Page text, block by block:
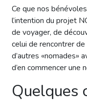
Ce que nos
l’intention du projet
de voyager, de
celui de rencontrer
d’autres «nomades»
d’en commencer une
Quelques